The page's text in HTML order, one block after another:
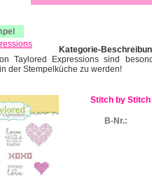
Kategorie-
Taylored Expressions sind
der Stempelküche zu werden!
Stitch by Stitch
B-Nr.: